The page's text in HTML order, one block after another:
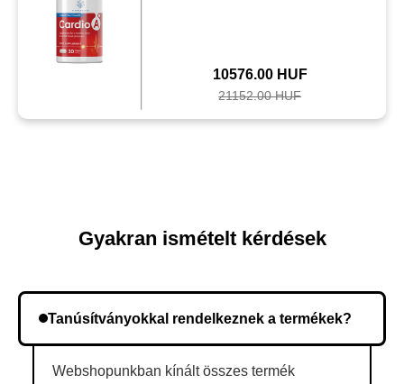
10576.00 HUF
21152.00 HUF
Gyakran ismételt kérdések
Tanúsítványokkal rendelkeznek a termékek?
Webshopunkban kínált összes termék